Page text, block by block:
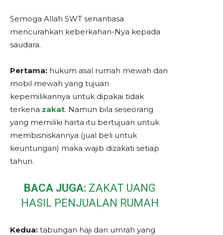
Semoga Allah SWT senantiasa
mencurahkan keberkahan-Nya kepada
saudara.
Pertama: hukum asal rumah mewah dan
mobil mewah yang tujuan
kepemilikannya untuk dipakai tidak
terkena zakat. Namun bila seseorang
yang memiliki harta itu bertujuan untuk
membisniskannya (jual beli untuk
keuntungan) maka wajib dizakati setiap
tahun.
BACA JUGA: ZAKAT UANG
HASIL PENJUALAN RUMAH
Kedua: tabungan haji dan umrah yang